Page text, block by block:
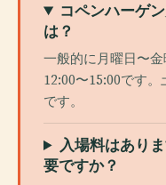
コペンハーゲ
は？
一般的に月曜日〜
12:00〜15:00です
です。
入場料はあり
要ですか？